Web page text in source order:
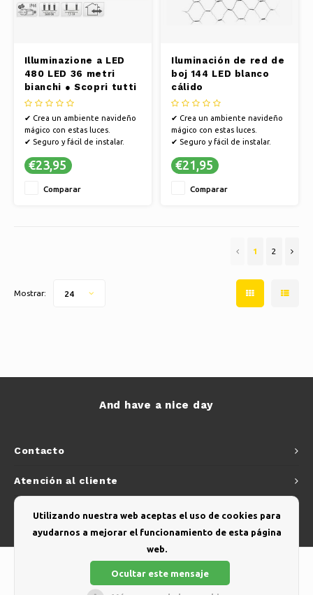
Illuminazione a LED
480 LED 36 metri
bianchi ● Scopri tutti
i nostri prodotti
Natale | Yellow
Webshop
✔ Crea un ambiente navideño
mágico con estas luces.
✔ Seguro y fácil de instalar.
cualquier estancia.
€23,95
Comparar
Iluminación de red de
boj 144 LED blanco
cálido
✔ Crea un ambiente navideño
mágico con estas luces.
✔ Seguro y fácil de instalar.
cualquier estancia.
€21,95
Comparar
1 2
Mostrar: 24
Contacto
And have a nice day
Atención al cliente
Mi cuenta
Utilizando nuestra web aceptas el uso de cookies para
ayudarnos a mejorar el funcionamiento de esta página
web.
Ocultar este mensaje